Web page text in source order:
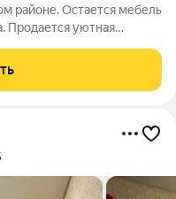
районе. Остается мебель
Продается уютная
района и городской